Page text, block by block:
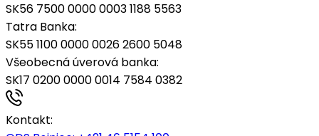
SK56 7500 0000 0003 1188 5563
Tatra Banka:
SK55 1100 0000 0026 2600 5048
Všeobecná úverová banka:
SK17 0200 0000 0014 7584 0382
Kontakt: